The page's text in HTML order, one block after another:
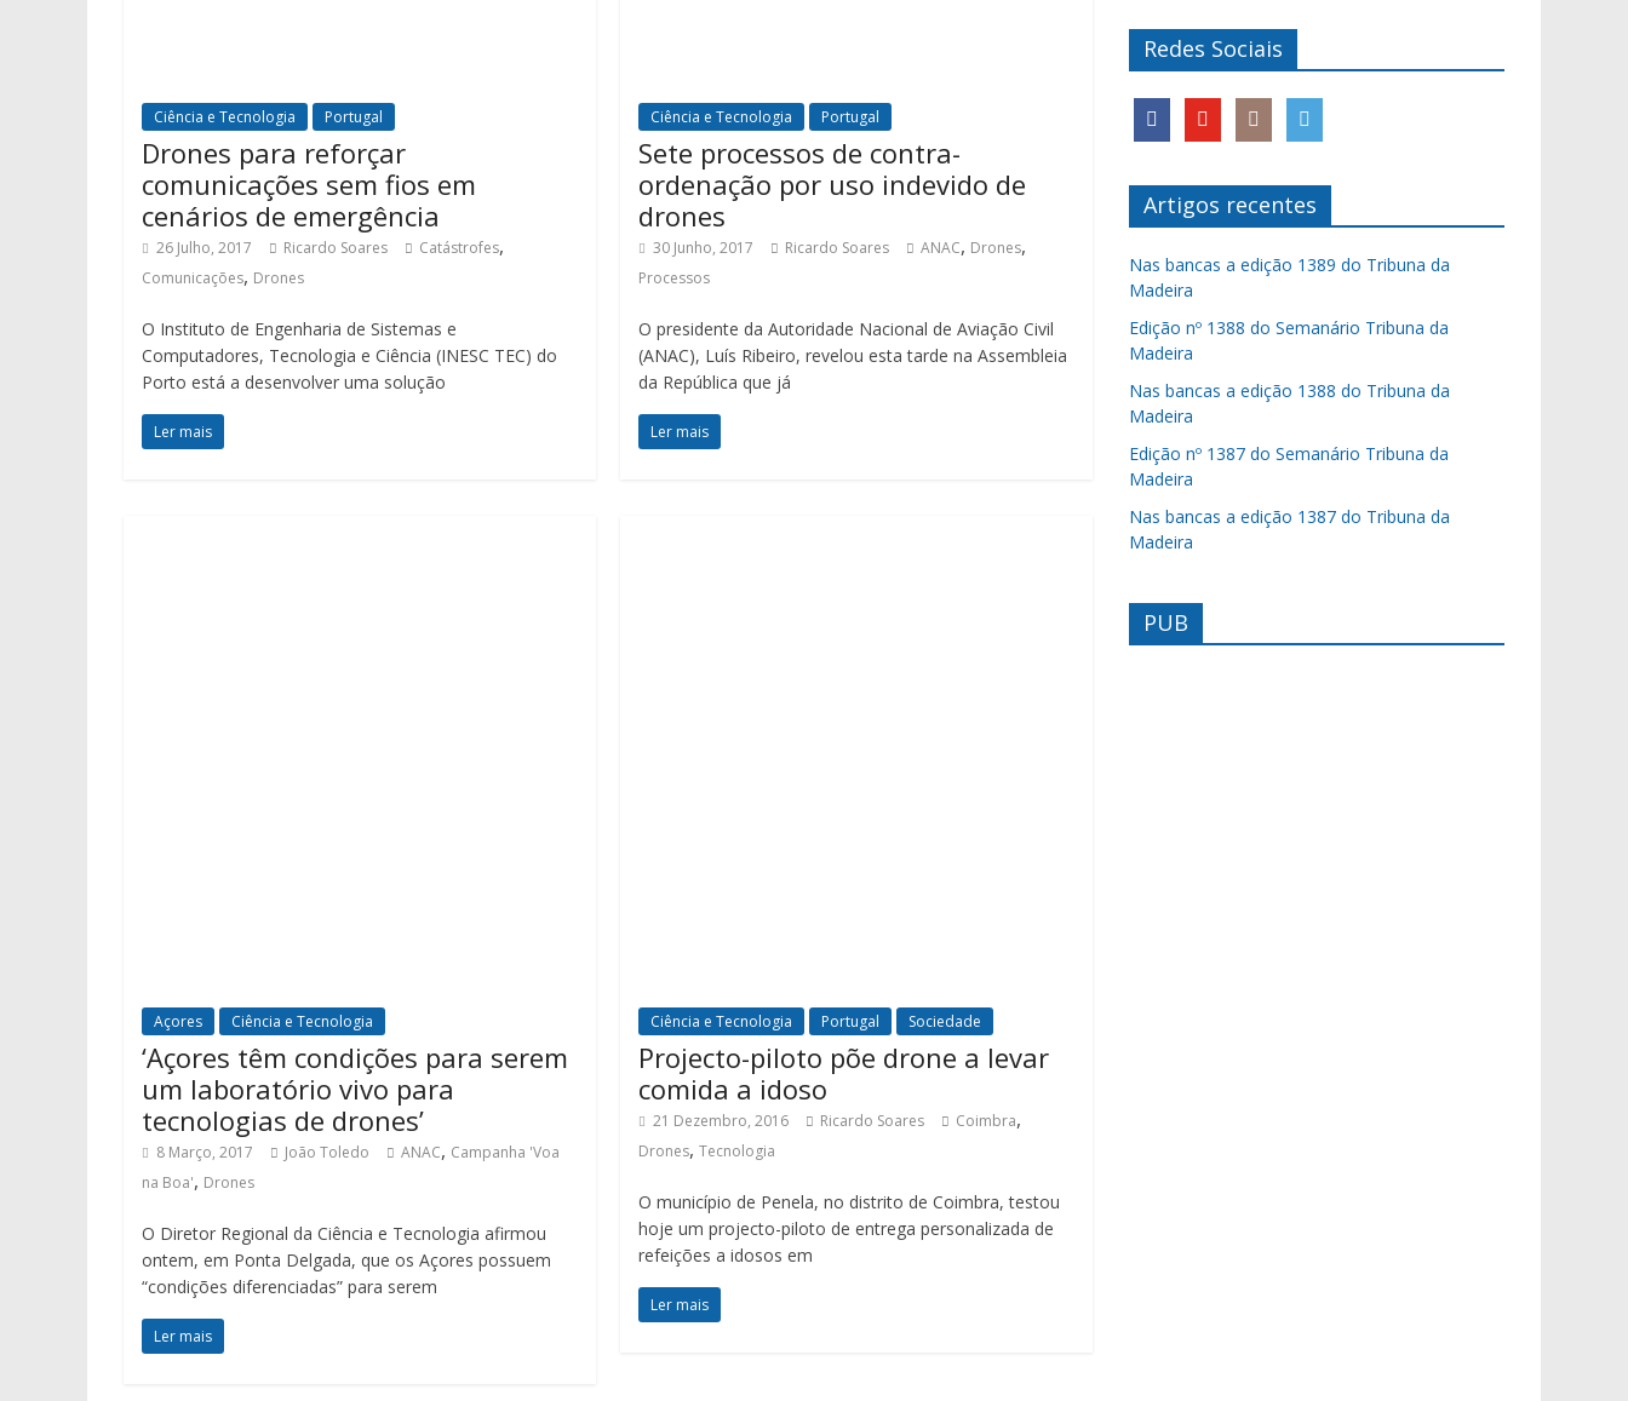
Ciência e Tecnologia Portugal
Drones para reforçar
comunicações sem fios em
cenários de emergência
26 Julho, 2017 Ricardo Soares Catástrofes,
Comunicações, Drones
O Instituto de Engenharia de Sistemas e
Computadores, Tecnologia e Ciência (INESC TEC) do
Porto está a desenvolver uma solução
Ler mais
Ciência e Tecnologia Portugal
Sete processos de contra-
ordenação por uso indevido de
drones
30 Junho, 2017 Ricardo Soares ANAC, Drones,
Processos
O presidente da Autoridade Nacional de Aviação Civil
(ANAC), Luís Ribeiro, revelou esta tarde na Assembleia
da República que já
Ler mais
Açores Ciência e Tecnologia
‘Açores têm condições para serem
um laboratório vivo para
tecnologias de drones’
8 Março, 2017 João Toledo ANAC, Campanha 'Voa
na Boa', Drones
O Diretor Regional da Ciência e Tecnologia afirmou
ontem, em Ponta Delgada, que os Açores possuem
“condições diferenciadas” para serem
Ler mais
Ciência e Tecnologia Portugal Sociedade
Projecto-piloto põe drone a levar
comida a idoso
21 Dezembro, 2016 Ricardo Soares Coimbra,
Drones,Tecnologia
O município de Penela, no distrito de Coimbra, testou
hoje um projecto-piloto de entrega personalizada de
refeições a idosos em
Ler mais
Redes Sociais
Artigos recentes
Nas bancas a edição 1389 do Tribuna da
Madeira
Edição nº 1388 do Semanário Tribuna da
Madeira
Nas bancas a edição 1388 do Tribuna da
Madeira
Edição nº 1387 do Semanário Tribuna da
Madeira
Nas bancas a edição 1387 do Tribuna da
Madeira
PUB